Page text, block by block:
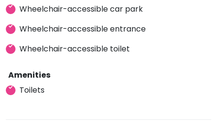
Wheelchair-accessible car park
Wheelchair-accessible entrance
Wheelchair-accessible toilet
Amenities
Toilets